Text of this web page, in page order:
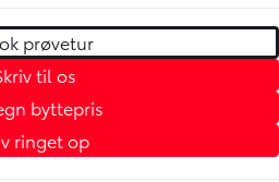
prøvetur
til os
byttepris
ringet op